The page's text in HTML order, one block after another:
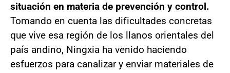
situación en materia de prevención y control.
Tomando en cuenta las dificultades concretas
que vive esa región de los llanos orientales del
país andino, Ningxia ha venido haciendo
esfuerzos para canalizar y enviar materiales de